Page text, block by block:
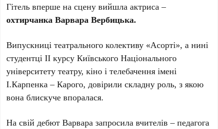
Гітель вперше на сцену вийшла актриса –
охтирчанка Варвара Вербицька.
Випускниці театрального колективу «Асорті», а нині
студентці ІІ курсу Київського Національного
університету театру, кіно і телебачення імені
І.Карпенка – Карого, довірили складну роль, з якою
вона блискуче впоралася.
На свій дебют Варвара запросила вчителів – педагога